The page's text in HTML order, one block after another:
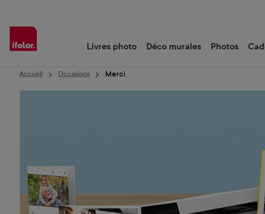
Livres photo Déco murales Photos
Accueil Occasions Merci